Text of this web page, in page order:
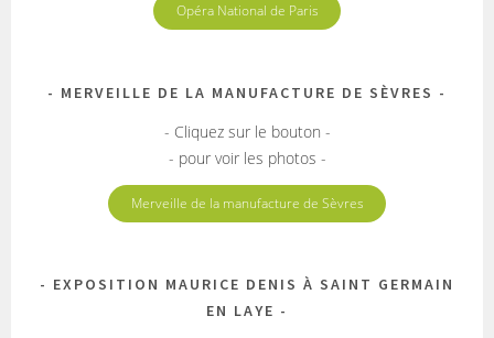
Opéra National de Paris
MERVEILLE DE LA MANUFACTURE DE SÈVRES
- Cliquez sur le bouton -
- pour voir les photos -
Merveille de la manufacture de Sèvres
EXPOSITION MAURICE DENIS À SAINT GERMAIN
EN LAYE